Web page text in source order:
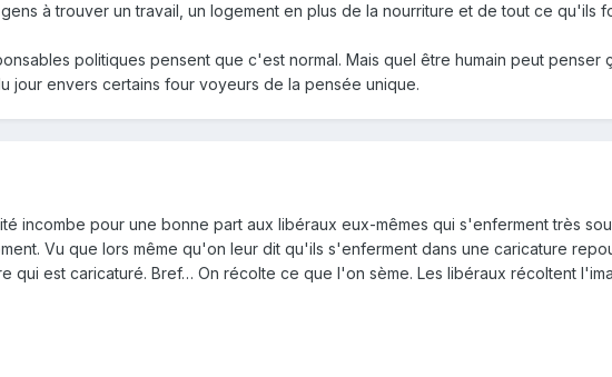
à trouver un travail, un logement en plus de la nourriture et de tout ce qu'ils
politiques pensent que c'est normal. Mais quel être humain peut
jour envers certains four voyeurs de la pensée unique.
incombe pour une bonne part aux libéraux eux-mêmes qui s'enferment très
Vu que lors même qu'on leur dit qu'ils s'enferment dans une caricature
qui est caricaturé. Bref… On récolte ce que l'on sème. Les libéraux récoltent